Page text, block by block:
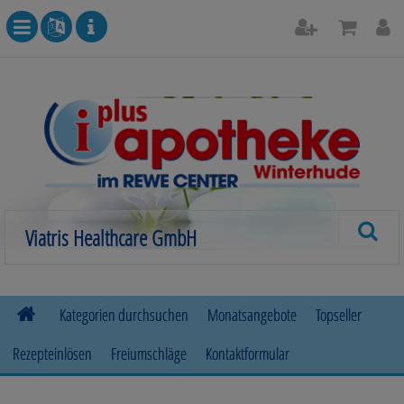
Kategorien durchsuchen
Allergie
Monatsangebote
Topseller
Rezepteinlösen
Freiumschläge Kontaktformular